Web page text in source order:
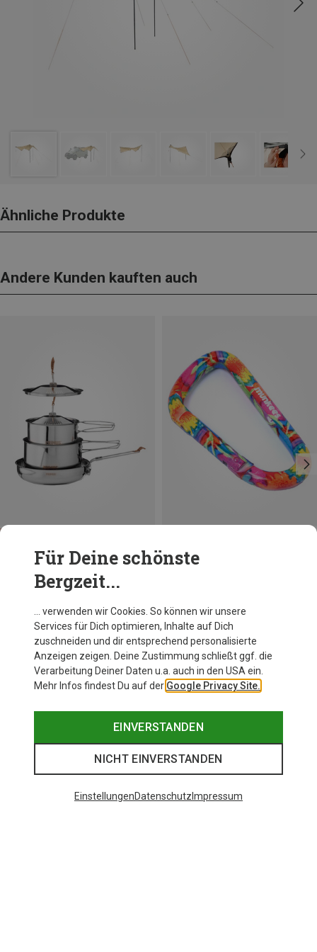
Ähnliche Produkte
Andere Kunden kauften auch
Du sparst bis 12%
Munkees
Für Deine schönste
Bergzeit...
… verwenden wir Cookies. So können wir unsere
Services für Dich optimieren, Inhalte auf Dich
zuschneiden und dir entsprechend personalisierte
Anzeigen zeigen. Deine Zustimmung schließt ggf. die
Verarbeitung Deiner Daten u.a. auch in den USA ein.
Mehr Infos findest Du auf der Google Privacy Site.
EINVERSTANDEN
NICHT EINVERSTANDEN
EinstellungenDatenschutz Impressum